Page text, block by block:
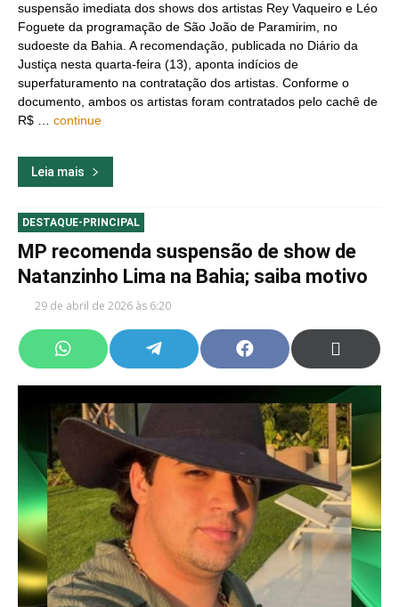
suspensão imediata dos shows dos artistas Rey Vaqueiro e Léo
Foguete da programação de São João de Paramirim, no
sudoeste da Bahia. A recomendação, publicada no Diário da
Justiça nesta quarta-feira (13), aponta indícios de
superfaturamento na contratação dos artistas. Conforme o
documento, ambos os artistas foram contratados pelo cachê de
R$ … continue
Leia mais
DESTAQUE-PRINCIPAL
MP recomenda suspensão de show de
Natanzinho Lima na Bahia; saiba motivo
29 de abril de 2026 às 6:20
Share
on
Share
on
Share
on
Share
on
(Twitter)